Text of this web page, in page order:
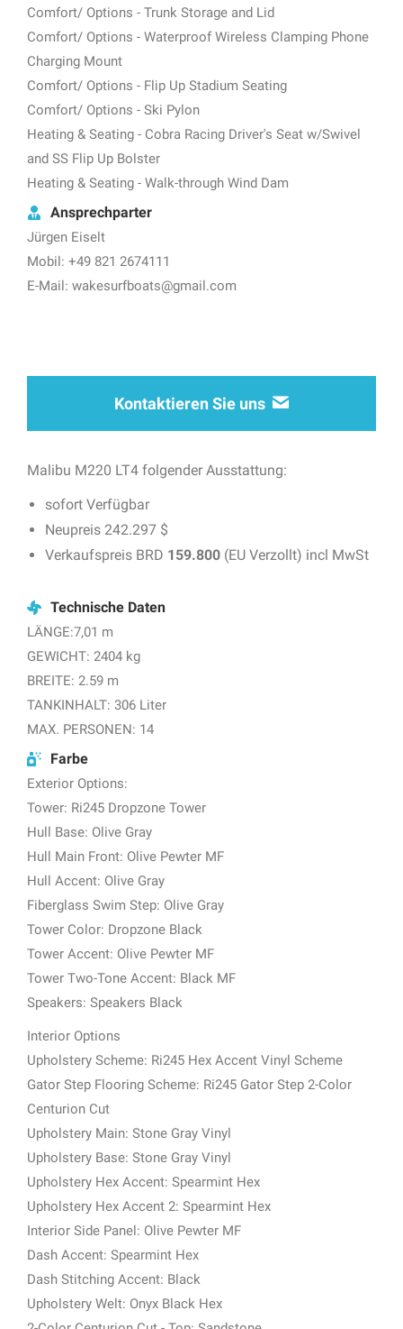
Comfort/ Options - Trunk Storage and Lid
Comfort/ Options - Waterproof Wireless Clamping Phone
Charging Mount
Comfort/ Options - Flip Up Stadium Seating
Comfort/ Options - Ski Pylon
Heating & Seating - Cobra Racing Driver's Seat w/Swivel
and SS Flip Up Bolster
Heating & Seating - Walk-through Wind Dam
Ansprechparter
Jürgen Eiselt
Mobil: +49 821 2674111
E-Mail: wakesurfboats@gmail.com
Kontaktieren Sie uns
Malibu M220 LT4 folgender Ausstattung:
sofort Verfügbar
Neupreis 242.297 $
Verkaufspreis BRD 159.800 (EU Verzollt) incl MwSt
Technische Daten
LÄNGE:7,01 m
GEWICHT: 2404 kg
BREITE: 2.59 m
TANKINHALT: 306 Liter
MAX. PERSONEN: 14
Farbe
Exterior Options:
Tower: Ri245 Dropzone Tower
Hull Base: Olive Gray
Hull Main Front: Olive Pewter MF
Hull Accent: Olive Gray
Fiberglass Swim Step: Olive Gray
Tower Color: Dropzone Black
Tower Accent: Olive Pewter MF
Tower Two-Tone Accent: Black MF
Speakers: Speakers Black
Interior Options
Upholstery Scheme: Ri245 Hex Accent Vinyl Scheme
Gator Step Flooring Scheme: Ri245 Gator Step 2-Color
Centurion Cut
Upholstery Main: Stone Gray Vinyl
Upholstery Base: Stone Gray Vinyl
Upholstery Hex Accent: Spearmint Hex
Upholstery Hex Accent 2: Spearmint Hex
Interior Side Panel: Olive Pewter MF
Dash Accent: Spearmint Hex
Dash Stitching Accent: Black
Upholstery Welt: Onyx Black Hex